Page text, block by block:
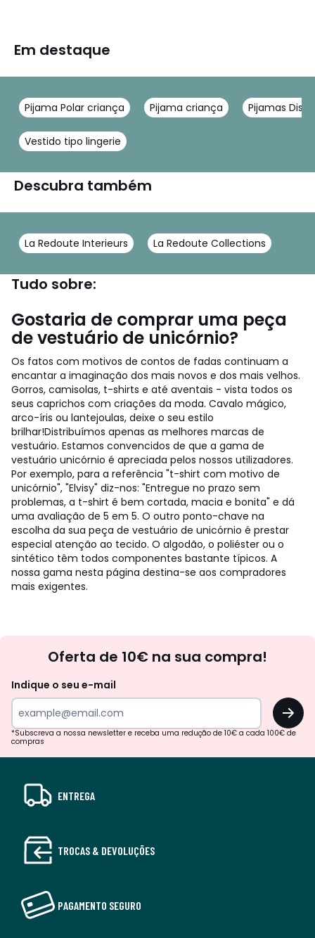
Em destaque
Pijama Polar criança Pijama criança Pijamas
Vestido tipo lingerie
Descubra também
La Redoute Interieurs La Redoute Collections
Tudo sobre:
Gostaria de comprar uma peça
de vestuário de unicórnio?
Os fatos com motivos de contos de fadas continuam a
encantar a imaginação dos mais novos e dos mais velhos.
Gorros, camisolas, t-shirts e até aventais - vista todos os
seus caprichos com criações da moda. Cavalo mágico,
arco-íris ou lantejoulas, deixe o seu estilo
brilhar!Distribuímos apenas as melhores marcas de
vestuário. Estamos convencidos de que a gama de
vestuário unicórnio é apreciada pelos nossos utilizadores.
Por exemplo, para a referência "t-shirt com motivo de
unicórnio", "Elvisy" diz-nos: "Entregue no prazo sem
problemas, a t-shirt é bem cortada, macia e bonita" e dá
uma avaliação de 5 em 5. O outro ponto-chave na
escolha da sua peça de vestuário de unicórnio é prestar
especial atenção ao tecido. O algodão, o poliéster ou o
sintético têm todos componentes bastante típicos. A
nossa gama nesta página destina-se aos compradores
mais exigentes.
Oferta de 10€ na sua compra!
Indique o seu e-mail
OK
*Subscreva a nossa newsletter e receba uma redução de 10€ a cada 100€ de
compras
ENTREGA
TROCAS & DEVOLUÇÕES
PAGAMENTO SEGURO